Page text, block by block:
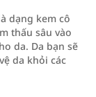
dạng kem cô
thấu sâu vào
da. Da bạn sẽ
da khỏi các